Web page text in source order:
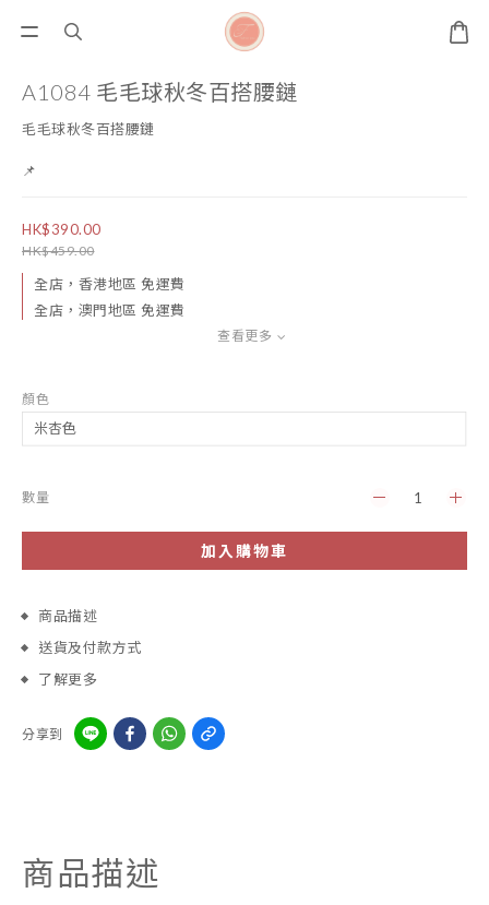
A1084 毛毛球秋冬百搭腰鏈
毛毛球秋冬百搭腰鏈
📌
HK$390.00
HK$459.00
全店，香港地區 免運費
全店，澳門地區 免運費
查看更多
顏色
數量
加入購物車
商品描述
送貨及付款方式
了解更多
分享到
商品描述